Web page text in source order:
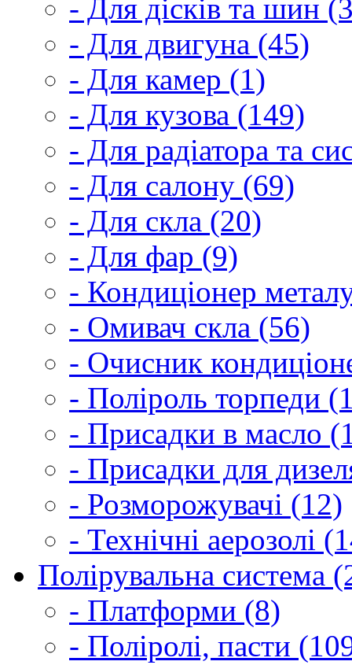
- Для дісків та шин
- Для двигуна (45)
- Для камер (1)
- Для кузова (149)
- Для радіатора та
- Для салону (69)
- Для скла (20)
- Для фар (9)
- Кондиціонер
- Омивач скла (56)
- Очисник
- Поліроль торпеди
- Присадки в масло
- Присадки для
- Розморожувачі (12)
- Технічні аерозолі
Полірувальна система
- Платформи (8)
- Поліролі, пасти